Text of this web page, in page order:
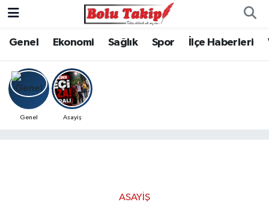
Genel Ekonomi Sağlık Spor İlçe Haberleri
Genel Asayiş
ASAYIŞ